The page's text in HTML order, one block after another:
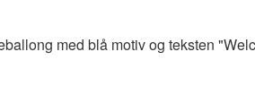
med blå motiv og teksten